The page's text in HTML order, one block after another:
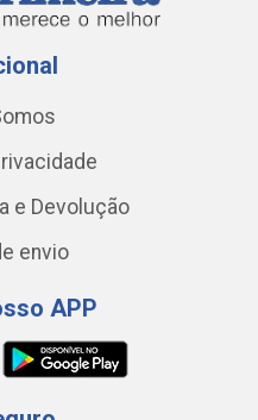
e Devolução
envio
APP